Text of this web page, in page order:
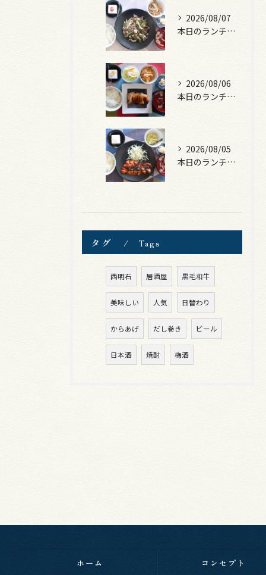
2026/08/07
本日のランチは、黒毛和牛のチャプチェ！
2026/08/06
本日のランチは、照焼きチキン！
2026/08/05
本日のランチは、ロース豚カツ梅はさみ！
タグ Tags
西明石 居酒屋 黒毛和牛
美味しい 人気 日替わり
からあげ だし巻き ビール
日本酒 焼酎 梅酒
ホーム コンセプト